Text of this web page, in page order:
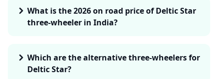
What is the 2026 on road price of Deltic Star
three-wheeler in India?
Which are the alternative three-wheelers for
Deltic Star?